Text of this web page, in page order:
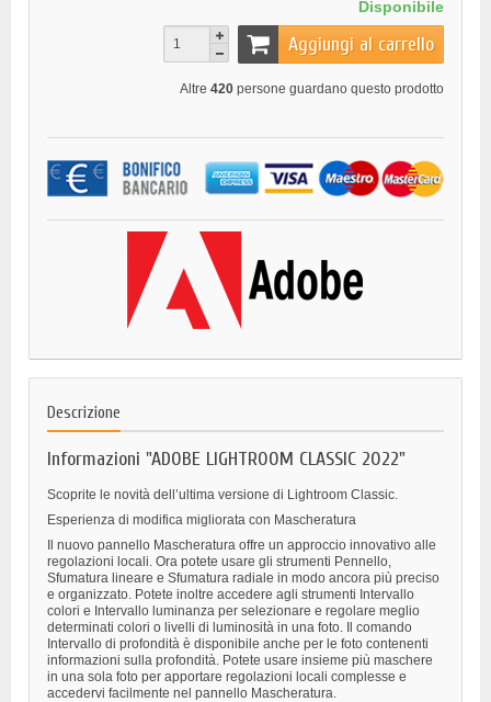
Disponibile
Aggiungi al carrello
Altre 420 persone guardano questo prodotto
Descrizione
Informazioni "ADOBE LIGHTROOM CLASSIC 2022"
Scoprite le novità dell’ultima versione di Lightroom Classic.
Esperienza di modifica migliorata con Mascheratura
Il nuovo pannello Mascheratura offre un approccio innovativo alle
regolazioni locali. Ora potete usare gli strumenti Pennello,
Sfumatura lineare e Sfumatura radiale in modo ancora più preciso
e organizzato. Potete inoltre accedere agli strumenti Intervallo
colori e Intervallo luminanza per selezionare e regolare meglio
determinati colori o livelli di luminosità in una foto. Il comando
Intervallo di profondità è disponibile anche per le foto contenenti
informazioni sulla profondità. Potete usare insieme più maschere
in una sola foto per apportare regolazioni locali complesse e
accedervi facilmente nel pannello Mascheratura.